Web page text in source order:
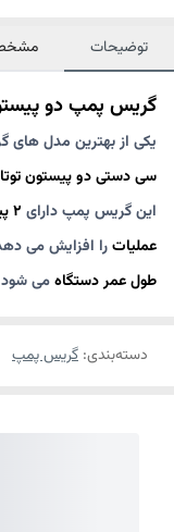
توضیحات
گریس پمپ دو
یکی از بهترین مدل های
سی دستی دو پیستون
این گریس پمپ دارای 2 پیستون
عملیاترا افزایش می
طول عمر دستگاهمی
دسته‌بندی: گریس پمپ